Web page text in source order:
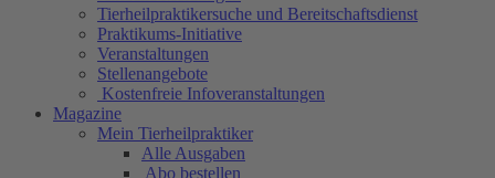
Tierheilpraktikersuche und Bereitschaftsdienst
Praktikums-Initiative
Veranstaltungen
Stellenangebote
Kostenfreie Infoveranstaltungen
Magazine
Mein Tierheilpraktiker
Alle Ausgaben
Abo bestellen